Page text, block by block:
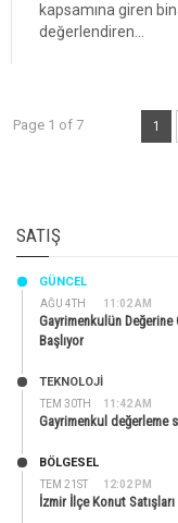
kapsamına giren
değerlendiren...
Page 1 of 7 1
SATIŞ
AĞU 4TH 11:02 AM
GÜNCEL
Gayrimenkulün
Başlıyor
TEM 30TH 11:42 AM
TEKNOLOJİ
Gayrimenkul değerleme
TEM 21ST 12:02 PM
BÖLGESEL
İzmir İlçe Konut